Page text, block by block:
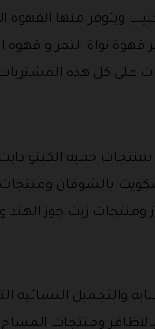
ويتوفر منها القهوه
نواة التمر و قهوه
كل هذه المشتريات
حميه الكيتو
بالشوفان ومنتجات
ومنتجات زيت جوز الهند
والتجميل
ومنتجات المساج